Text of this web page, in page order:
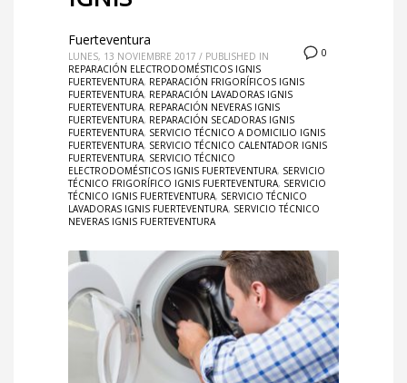
0
Fuerteventura
LUNES, 13 NOVIEMBRE 2017 / PUBLISHED IN
REPARACIÓN ELECTRODOMÉSTICOS IGNIS
FUERTEVENTURA, REPARACIÓN FRIGORÍFICOS IGNIS
FUERTEVENTURA, REPARACIÓN LAVADORAS IGNIS
FUERTEVENTURA, REPARACIÓN NEVERAS IGNIS
FUERTEVENTURA, REPARACIÓN SECADORAS IGNIS
FUERTEVENTURA, SERVICIO TÉCNICO A DOMICILIO IGNIS
FUERTEVENTURA, SERVICIO TÉCNICO CALENTADOR IGNIS
FUERTEVENTURA, SERVICIO TÉCNICO
ELECTRODOMÉSTICOS IGNIS FUERTEVENTURA, SERVICIO
TÉCNICO FRIGORÍFICO IGNIS FUERTEVENTURA, SERVICIO
TÉCNICO IGNIS FUERTEVENTURA, SERVICIO TÉCNICO
LAVADORAS IGNIS FUERTEVENTURA, SERVICIO TÉCNICO
NEVERAS IGNIS FUERTEVENTURA